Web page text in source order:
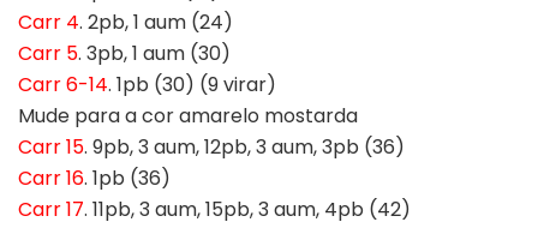
Carr 4. 2pb, 1 aum (24)
Carr 5. 3pb, 1 aum (30)
Carr 6-14. 1pb (30) (9 virar)
Mude para a cor amarelo mostarda
Carr 15. 9pb, 3 aum, 12pb, 3 aum, 3pb (36)
Carr 16. 1pb (36)
Carr 17. 11pb, 3 aum, 15pb, 3 aum, 4pb (42)